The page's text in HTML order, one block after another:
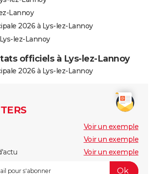
Lannoy
2026 à Lys-lez-Lannoy
lez-Lannoy
officiels à Lys-lez-Lannoy
2026 à Lys-lez-Lannoy
Voir un exemple
Voir un exemple
Voir un exemple